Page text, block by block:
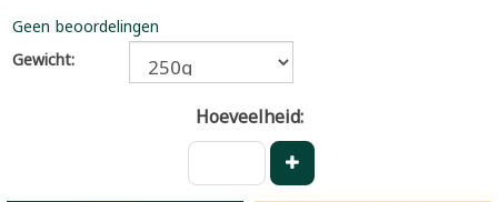
Geen beoordelingen
Gewicht:
Hoeveelheid: